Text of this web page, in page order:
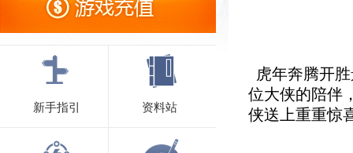
新手指引 资料站
虎年奔腾开
位大侠的陪伴
侠送上重重惊